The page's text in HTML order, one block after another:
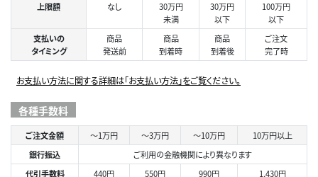
上限額 なし
30万円
未満
30万円
以下
100万円
以下
支払いの
タイミング
商品
発送前
商品
到着時
商品
到着後
ご注文
完了時
お支払い方法に関する詳細は「お支払い方法」をご覧ください。
各種手数料
ご注文金額 ～1万円 ～3万円 ～10万円
10万円以上
銀行振込
ご利用の金融機関により異なります
代引手数料
440円 550円 990円
1,430円